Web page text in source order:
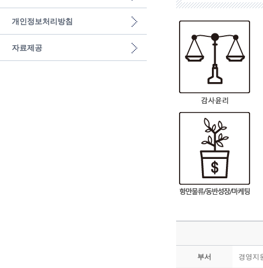
개인정보처리방침
자료제공
부서 경영지